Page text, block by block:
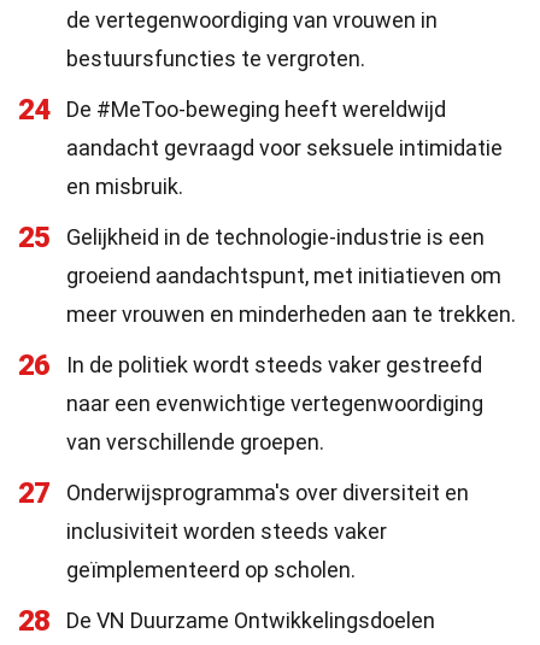
de vertegenwoordiging van vrouwen in
bestuursfuncties te vergroten.
24
De #MeToo-beweging heeft wereldwijd
aandacht gevraagd voor seksuele intimidatie
en misbruik.
25
Gelijkheid in de technologie-industrie is een
groeiend aandachtspunt, met initiatieven om
meer vrouwen en minderheden aan te trekken.
26
In de politiek wordt steeds vaker gestreefd
naar een evenwichtige vertegenwoordiging
van verschillende groepen.
27
Onderwijsprogramma's over diversiteit en
inclusiviteit worden steeds vaker
geïmplementeerd op scholen.
28
De VN Duurzame Ontwikkelingsdoelen